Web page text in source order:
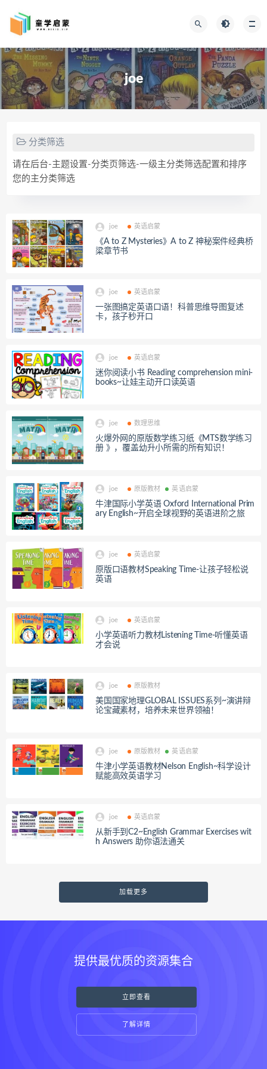
joe
分类筛选
请在后台-主题设置-分类页筛选-一级主分类筛选配置和排序
您的主分类筛选
joe 英语启蒙
《A to Z Mysteries》A to Z 神秘案件经典桥
梁章节书
joe 英语启蒙
一张图搞定英语口语！科普思维导图复述
卡，孩子秒开口
joe 英语启蒙
迷你阅读小书 Reading comprehension mini-
books~让娃主动开口读英语
joe 数理思维
火爆外网的原版数学练习纸《MTS数学练习
册 》，覆盖幼升小所需的所有知识！
joe 原版教材 英语启蒙
牛津国际小学英语 Oxford International Prim
ary English~开启全球视野的英语进阶之旅
joe 英语启蒙
原版口语教材Speaking Time-让孩子轻松说
英语
joe 英语启蒙
小学英语听力教材Listening Time-听懂英语
才会说
joe 原版教材
美国国家地理GLOBAL ISSUES系列~演讲辩
论宝藏素材，培养未来世界领袖！
joe 原版教材 英语启蒙
牛津小学英语教材Nelson English~科学设计
赋能高效英语学习
joe 英语启蒙
从新手到C2~English Grammar Exercises wit
h Answers 助你语法通关
加载更多
提供最优质的资源集合
立即查看
了解详情